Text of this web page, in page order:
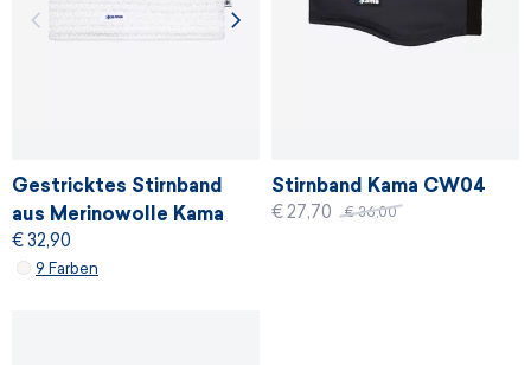
Gestricktes Stirnband
aus Merinowolle Kama
C36
€ 32,90
9 Farben
Stirnband Kama CW04
€ 27,70 € 36,00